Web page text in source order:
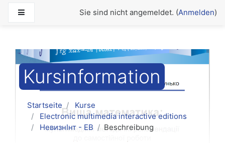
Website-ÜbersichtSie sind nicht angemeldet. (Anmelden)
Kursinformation
Startseite
Kurse
Electronic multimedia interactive editions
НевизнІнт - ЕВ
Beschreibung